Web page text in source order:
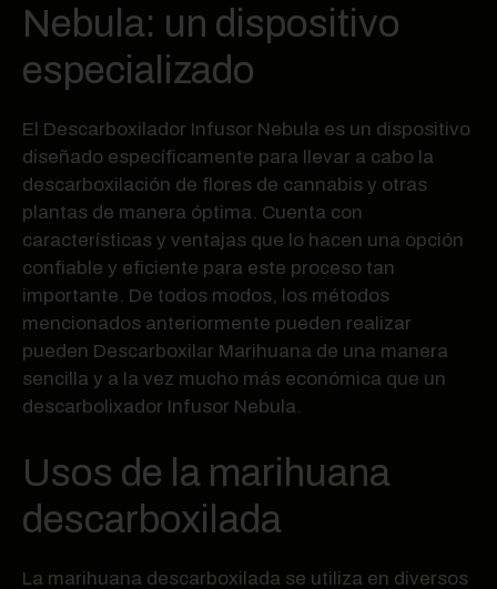
Nebula: un dispositivo
especializado
El Descarboxilador Infusor Nebula es un dispositivo
diseñado específicamente para llevar a cabo la
descarboxilación de flores de cannabis y otras
plantas de manera óptima. Cuenta con
características y ventajas que lo hacen una opción
confiable y eficiente para este proceso tan
importante. De todos modos, los métodos
mencionados anteriormente pueden realizar
pueden Descarboxilar Marihuana de una manera
sencilla y a la vez mucho más económica que un
descarbolixador Infusor Nebula.
Usos de la marihuana
descarboxilada
La marihuana descarboxilada se utiliza en diversos